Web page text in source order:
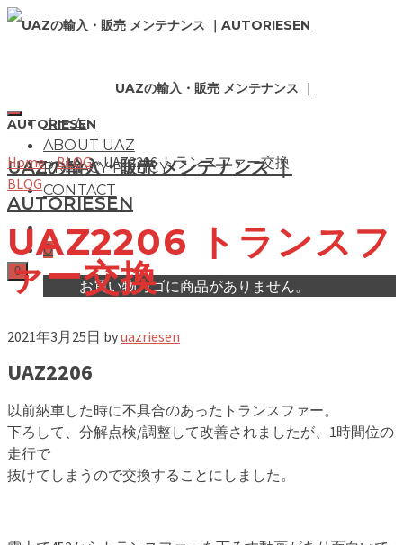
UAZの輸入・販売 メンテナンス ｜
AUTORIESEN
ホーム
ABOUT UAZ
PRIVACY POLICY
CONTACT
0
お買い物カゴに商品がありません。
UAZの輸入・販売 メンテナンス ｜
AUTORIESEN
0
Home»BLOG» UAZ2206 トランスファー交換
BLOG
UAZ2206 トランスフ
ァー交換
2021年3月25日 byuazriesen
UAZ2206
以前納車した時に不具合のあったトランスファー。
下ろして、分解点検/調整して改善されましたが、1時間位の
走行で
抜けてしまうので交換することにしました。